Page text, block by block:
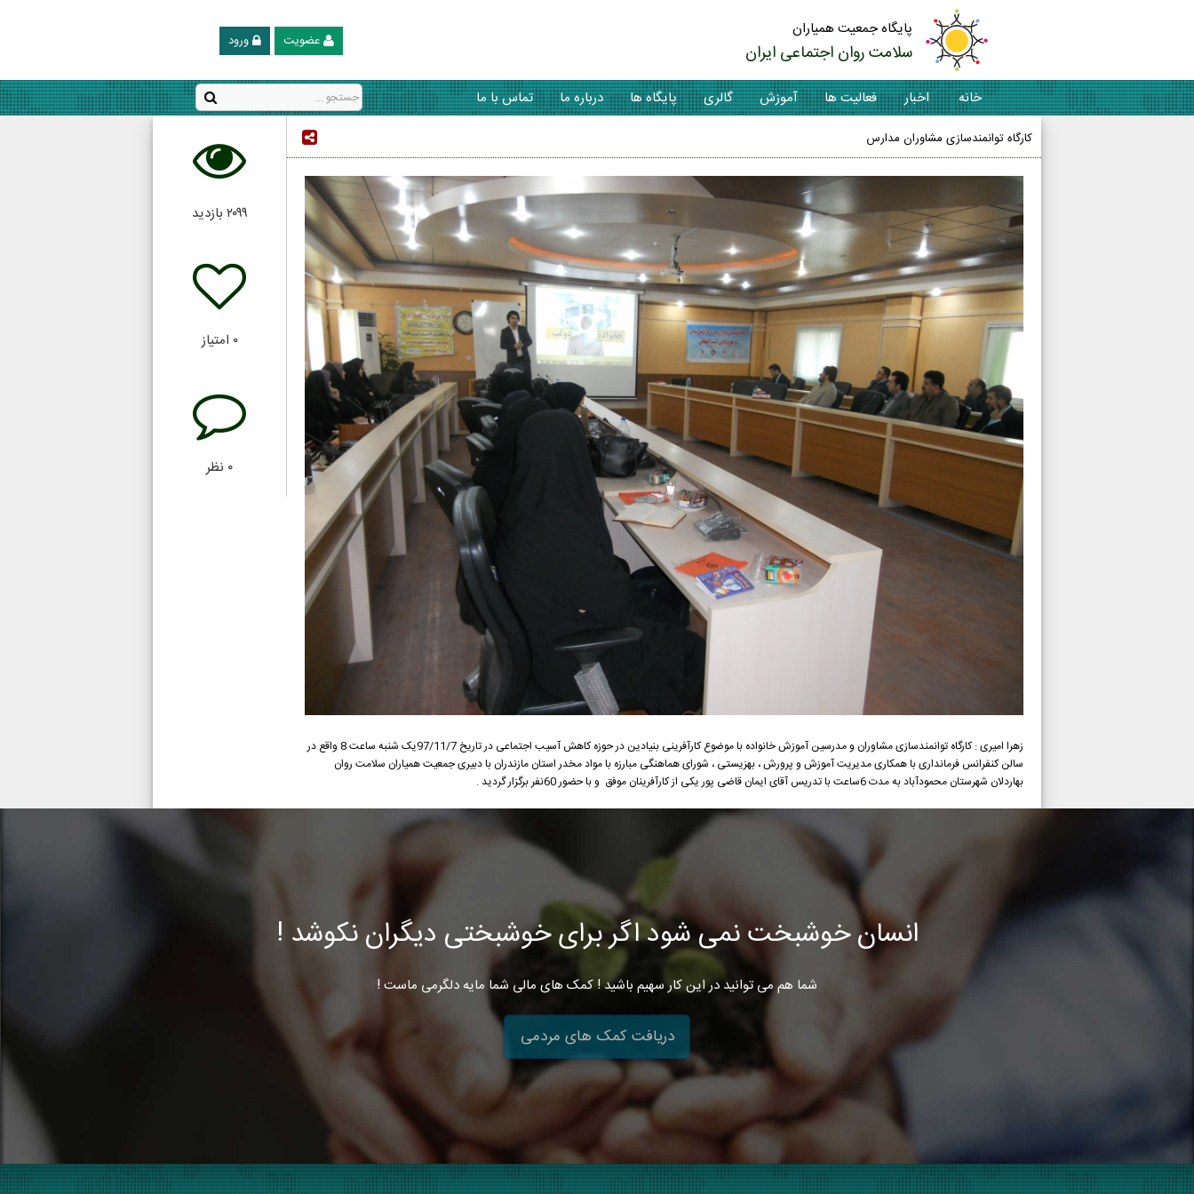
پایگاه جمعیت همیاران
سلامت روان اجتماعی ایران ورود عضویت
خانه اخبار فعالیت ها آموزش گالری پایگاه ها درباره ما تماس با ما
کارگاه توانمندسازی مشاوران مدارس
زهرا امیری : کارگاه توانمندسازی مشاوران و مدرسین آموزش خانواده با موضوع کارآفرینی بنیادین در حوزه کاهش آسیب اجتماعی در تاریخ 97/11/7یک شنبه ساعت 8 واقع در
سالن کنفرانس فرمانداری با همکاری مدیریت آموزش و پرورش ، بهزیستی ، شورای هماهنگی مبارزه با مواد مخدر استان مازندران با دبیری جمعیت همیاران سلامت روان
بهاردلان شهرستان محمودآباد به مدت 6ساعت با تدریس آقای ایمان قاضی پور یکی از کارآفرینان موفق و با حضور 60نفر برگزار گردید .
۲۰۹۹ بازدید
۰ امتیاز
۰ نظر
انسان خوشبخت نمی شود اگر برای خوشبختی دیگران نکوشد !
شما هم می توانید در این کار سهیم باشید ! کمک های مالی شما مایه دلگرمی ماست !
دریافت کمک های مردمی